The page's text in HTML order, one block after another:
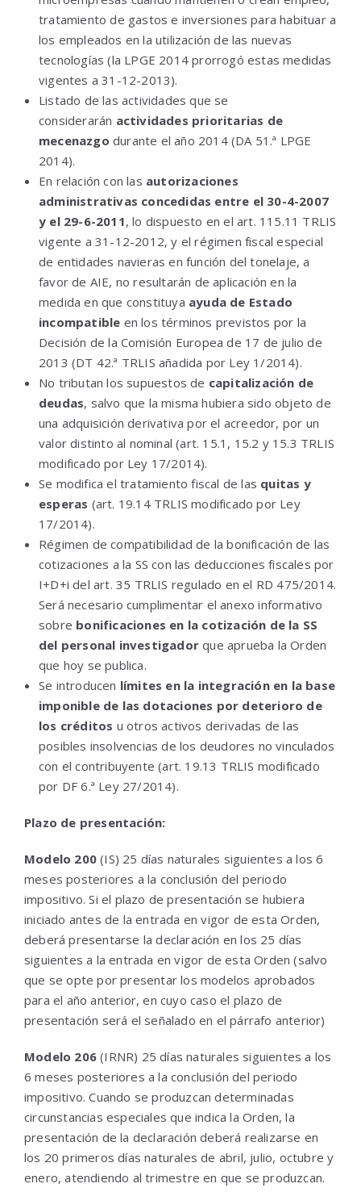
tratamiento de gastos e inversiones para habituar a
los empleados en la utilización de las nuevas
tecnologías (la LPGE 2014 prorrogó estas medidas
vigentes a 31-12-2013).
Listado de las actividades que se
considerarán actividades prioritarias de
mecenazgo durante el año 2014 (DA 51.ª LPGE
2014).
En relación con las autorizaciones
administrativas concedidas entre el 30-4-2007
y el 29-6-2011, lo dispuesto en el art. 115.11 TRLIS
vigente a 31-12-2012, y el régimen fiscal especial
de entidades navieras en función del tonelaje, a
favor de AIE, no resultarán de aplicación en la
medida en que constituya ayuda de Estado
incompatible en los términos previstos por la
Decisión de la Comisión Europea de 17 de julio de
2013 (DT 42.ª TRLIS añadida por Ley 1/2014).
No tributan los supuestos de capitalización de
deudas, salvo que la misma hubiera sido objeto de
una adquisición derivativa por el acreedor, por un
valor distinto al nominal (art. 15.1, 15.2 y 15.3 TRLIS
modificado por Ley 17/2014).
Se modifica el tratamiento fiscal de las quitas y
esperas (art. 19.14 TRLIS modificado por Ley
17/2014).
Régimen de compatibilidad de la bonificación de las
cotizaciones a la SS con las deducciones fiscales por
I+D+i del art. 35 TRLIS regulado en el RD 475/2014.
Será necesario cumplimentar el anexo informativo
sobre bonificaciones en la cotización de la SS
del personal investigador que aprueba la Orden
que hoy se publica.
Se introducen límites en la integración en la base
imponible de las dotaciones por deterioro de
los créditos u otros activos derivadas de las
posibles insolvencias de los deudores no vinculados
con el contribuyente (art. 19.13 TRLIS modificado
por DF 6.ª Ley 27/2014).
Plazo de presentación:
Modelo 200 (IS) 25 días naturales siguientes a los 6
meses posteriores a la conclusión del periodo
impositivo. Si el plazo de presentación se hubiera
iniciado antes de la entrada en vigor de esta Orden,
deberá presentarse la declaración en los 25 días
siguientes a la entrada en vigor de esta Orden (salvo
que se opte por presentar los modelos aprobados
para el año anterior, en cuyo caso el plazo de
presentación será el señalado en el párrafo anterior)
Modelo 206 (IRNR) 25 días naturales siguientes a los
6 meses posteriores a la conclusión del periodo
impositivo. Cuando se produzcan determinadas
circunstancias especiales que indica la Orden, la
presentación de la declaración deberá realizarse en
los 20 primeros días naturales de abril, julio, octubre y
enero, atendiendo al trimestre en que se produzcan.